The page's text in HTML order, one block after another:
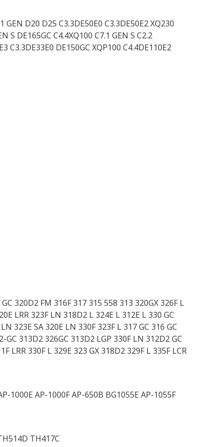
GEN D20 D25 C3.3DE50E0 C3.3DE50E2 XQ230
S DE165GC C4.4XQ100 C7.1 GEN S C2.2
C3.3DE33E0 DE150GC XQP100 C4.4DE110E2
320D2 FM 316F 317 315 558 313 320GX 326F L
LRR 323F LN 318D2 L 324E L 312E L 330 GC
323E SA 320E LN 330F 323F L 317 GC 316 GC
GC 313D2 326GC 313D2 LGP 330F LN 312D2 GC
LRR 330F L 329E 323 GX 318D2 329F L 335F LCR
1000E AP-1000F AP-650B BG1055E AP-1055F
TH417C